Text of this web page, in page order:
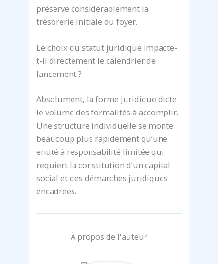
préserve considérablement la
trésorerie initiale du foyer.
Le choix du statut juridique impacte-
t-il directement le calendrier de
lancement ?
Absolument, la forme juridique dicte
le volume des formalités à accomplir.
Une structure individuelle se monte
beaucoup plus rapidement qu’une
entité à responsabilité limitée qui
requiert la constitution d’un capital
social et des démarches juridiques
encadrées.
À propos de l'auteur